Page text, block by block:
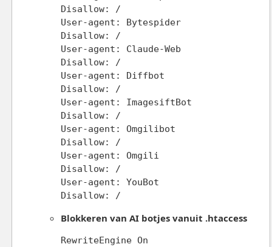
Disallow: /
User-agent: Bytespider
Disallow: /
User-agent: Claude-Web
Disallow: /
User-agent: Diffbot
Disallow: /
User-agent: ImagesiftBot
Disallow: /
User-agent: Omgilibot
Disallow: /
User-agent: Omgili
Disallow: /
User-agent: YouBot
Disallow: /
Blokkeren van AI botjes vanuit .htaccess
RewriteEngine On